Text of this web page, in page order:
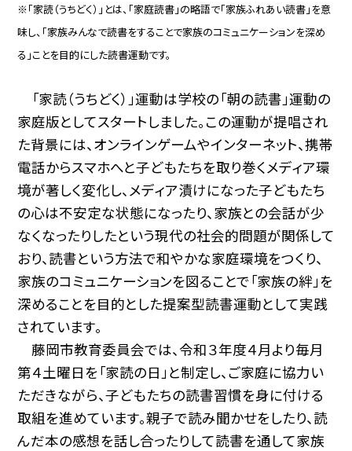
※「家読（うちどく）」とは、「家庭読書」の略語で「家族ふれあい読書」を意
味し、「家族みんなで読書をすることで家族のコミュニケーションを深め
る」ことを目的にした読書運動です。
「家読（うちどく）」運動は学校の「朝の読書」運動の
家庭版としてスタートしました。この運動が提唱され
た背景には、オンラインゲームやインターネット、携帯
電話からスマホへと子どもたちを取り巻くメディア環
境が著しく変化し、メディア漬けになった子どもたち
の心は不安定な状態になったり、家族との会話が少
なくなったりしたという現代の社会的問題が関係して
おり、読書という方法で和やかな家庭環境をつくり、
家族のコミュニケーションを図ることで「家族の絆」を
深めることを目的とした提案型読書運動として実践
されています。
藤岡市教育委員会では、令和３年度４月より毎月
第４土曜日を「家読の日」と制定し、ご家庭に協力い
ただきながら、子どもたちの読書習慣を身に付ける
取組を進めています。親子で読み聞かせをしたり、読
んだ本の感想を話し合ったりして読書を通して家族